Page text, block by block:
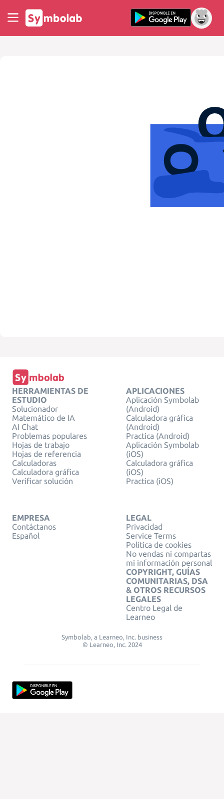
HERRAMIENTAS DE
ESTUDIO
Solucionador
Matemático de IA
AI Chat
Problemas populares
Hojas de trabajo
Hojas de referencia
Calculadoras
Calculadora gráfica
Verificar solución
APLICACIONES
Aplicación Symbolab
(Android)
Calculadora gráfica
(Android)
Practica (Android)
Aplicación Symbolab
(iOS)
Calculadora gráfica
(iOS)
Practica (iOS)
EMPRESA
Contáctanos
Español
LEGAL
Privacidad
Service Terms
Política de cookies
No vendas ni compartas
mi información personal
COPYRIGHT, GUÍAS
COMUNITARIAS, DSA
& OTROS RECURSOS
LEGALES
Centro Legal de
Learneo
Symbolab, a Learneo, Inc. business
© Learneo, Inc. 2024